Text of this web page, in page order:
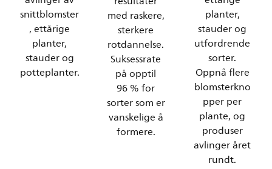
snittblomster
, ettårige
planter,
stauder og
potteplanter.
med raskere,
sterkere
rotdannelse.
Suksessrate
på opptil
96 % for
sorter som er
vanskelige å
formere.
planter,
stauder og
utfordrende
sorter.
Oppnå flere
blomsterkno
pper per
plante, og
produser
avlinger året
rundt.